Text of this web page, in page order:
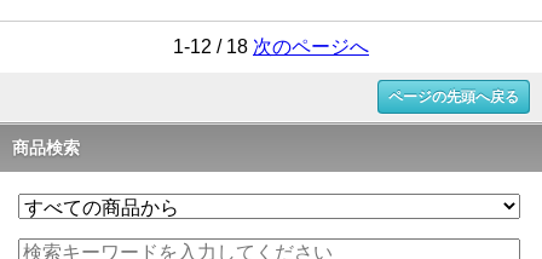
1-12 / 18 次のページへ
ページの先頭へ戻る
商品検索